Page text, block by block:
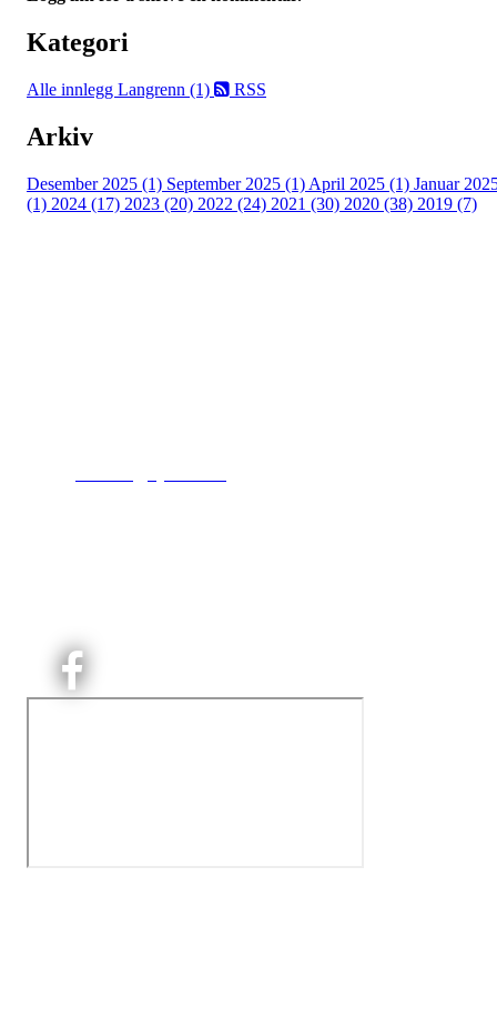
Kategori
Alle innlegg Langrenn (1) RSS
Arkiv
Desember 2025 (1) September 2025 (1) April 2025 (1) Januar
(1) 2024 (17) 2023 (20) 2022 (24) 2021 (30) 2020 (38) 2019 (7)